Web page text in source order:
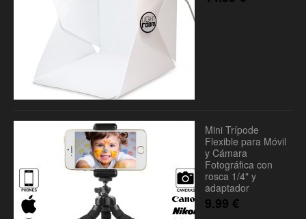
Mini Trípode
Flexible para Móvil
y Cámara
Fotográfica con
rosca 1/4" y
adaptador
9.99 €